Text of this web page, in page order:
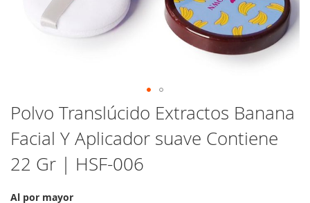
Saltar
al
comienzo
de
la
Polvo Translúcido Extractos Banana
Facial Y Aplicador suave Contiene
22 Gr | HSF-006
Al por mayor